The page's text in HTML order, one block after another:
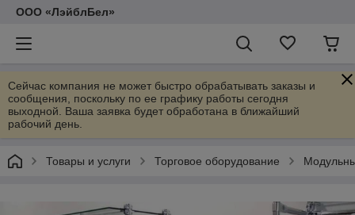
ООО «ЛэйблБел»
Сейчас компания не может быстро обрабатывать заказы и
сообщения, поскольку по ее графику работы сегодня
выходной. Ваша заявка будет обработана в ближайший
рабочий день.
Товары и услуги Торговое оборудование